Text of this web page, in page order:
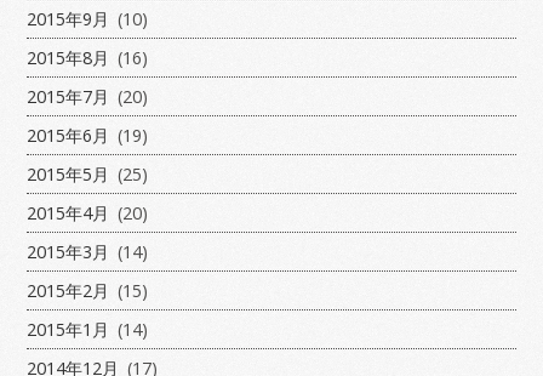
2015年9月 (10)
2015年8月 (16)
2015年7月 (20)
2015年6月 (19)
2015年5月 (25)
2015年4月 (20)
2015年3月 (14)
2015年2月 (15)
2015年1月 (14)
2014年12月 (17)